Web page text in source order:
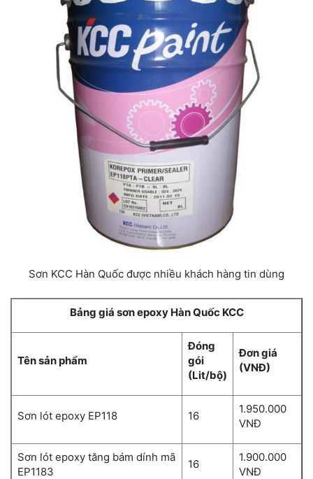
Sơn KCC Hàn Quốc được nhiều khách hàng tin dùng
Bảng giá sơn epoxy Hàn Quốc KCC
Tên sản phẩm
Đóng
gói
(Lit/bộ)
Đơn giá
(VNĐ)
Sơn lót epoxy EP118 16
1.950.000
VNĐ
Sơn lót epoxy tăng bám dính mã
EP1183
16
1.900.000
VNĐ